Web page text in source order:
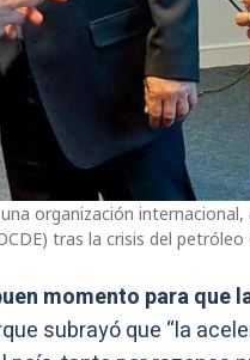
organización
tras la crisis del petróleo
momento para que
subrayó que “la